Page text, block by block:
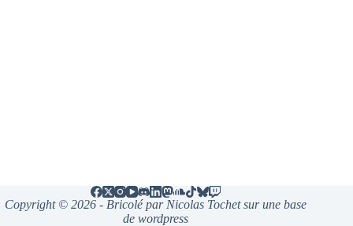
Copyright © 2026 - Bricolé par Nicolas Tochet sur une base
de wordpress